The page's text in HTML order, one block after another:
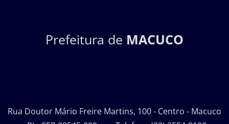
Prefeitura de MACUCO
Rua Doutor Mário Freire Martins, 100 - Centro - Macuco